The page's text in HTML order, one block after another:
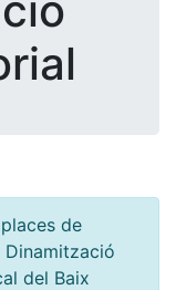
de
Dinamització
del Baix